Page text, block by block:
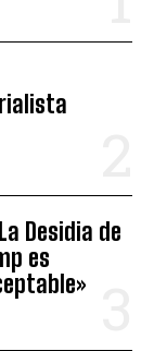
Desidia de
es